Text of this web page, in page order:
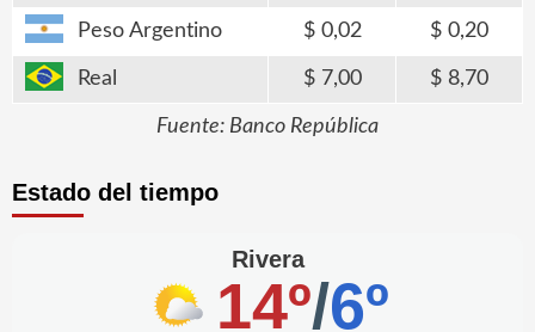
Peso Argentino 0,02 0,20
Real 7,00 8,70
Fuente: Banco República
Estado del tiempo
Rivera
14º/6º